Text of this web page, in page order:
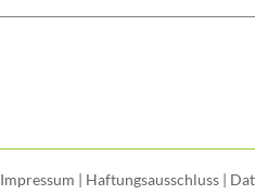
Impressum | Haftungsausschluss|